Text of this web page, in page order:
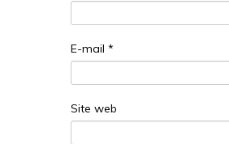
E-mail *
Site web